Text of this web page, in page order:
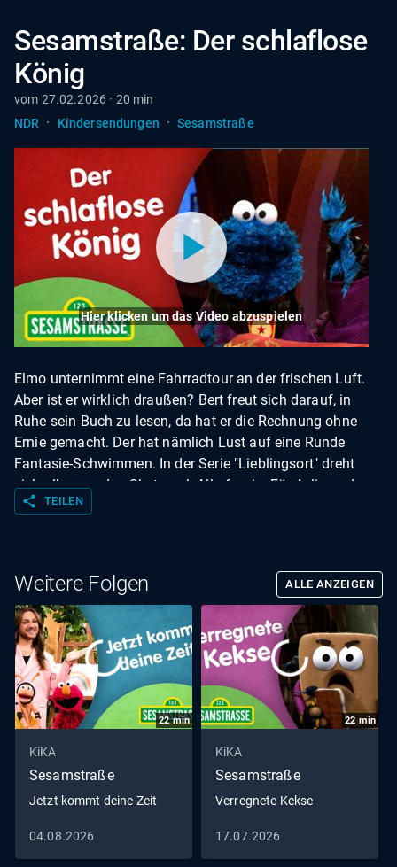
Sesamstraße: Der schlaflose
König
vom 27.02.2026 · 20 min
NDR
· Kindersendungen · Sesamstraße
Hier klicken um das Video abzuspielen
Elmo unternimmt eine Fahrradtour an der frischen Luft.
Aber ist er wirklich draußen? Bert freut sich darauf, in
Ruhe sein Buch zu lesen, da hat er die Rechnung ohne
Ernie gemacht. Der hat nämlich Lust auf eine Runde
Fantasie-Schwimmen. In der Serie "Lieblingsort" dreht
sich alles um den Skatepark Allerfornia. Für Aylin und
Rasmus ist der Skatepark der perfekte Ort zum Rollstuhl-
heimelige Begegnungen" treffen die drei Musiker dieses
mal auf Wesen, die sich im Kreis drehen.
share TEILEN
Weitere Folgen ALLE ANZEIGEN
22min
KiKA
Sesamstraße
Jetzt kommt deine Zeit
04.08.2026
22 min
KiKA
Sesamstraße
Verregnete Kekse
17.07.2026